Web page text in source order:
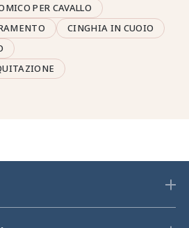
PER CAVALLO
CINGHIA IN CUOIO